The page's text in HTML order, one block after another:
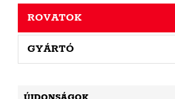
ROVATOK
GYÁRTÓ